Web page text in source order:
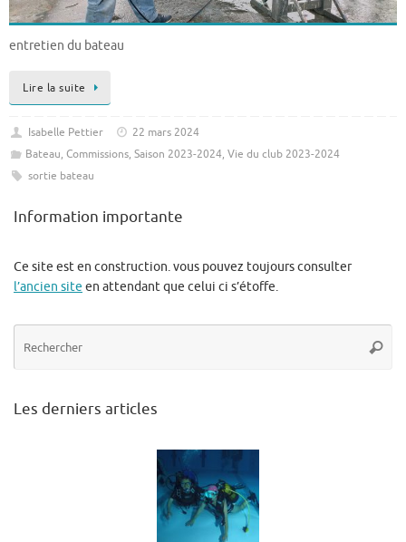
entretien du bateau
Lire la suite
Isabelle Pettier
22 mars 2024
Bateau, Commissions, Saison 2023-2024, Vie du club 2023-2024
sortie bateau
Information importante
Ce site est en construction. vous pouvez toujours consulter
l’ancien site en attendant que celui ci s’étoffe.
Les derniers articles